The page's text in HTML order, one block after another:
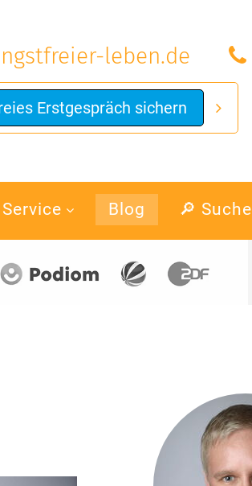
leben.de
Erstgespräch sichern
Service Blog 🔎 Suche